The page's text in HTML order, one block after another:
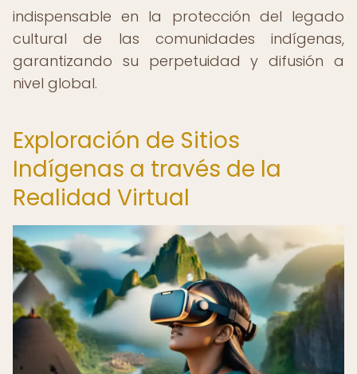
indispensable en la protección del legado
cultural de las comunidades indígenas,
garantizando su perpetuidad y difusión a
nivel global.
Exploración de Sitios
Indígenas a través de la
Realidad Virtual